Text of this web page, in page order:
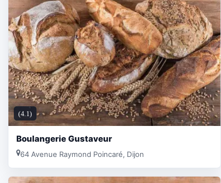
(4.1)
Boulangerie Gustaveur
64 Avenue Raymond Poincaré, Dijon